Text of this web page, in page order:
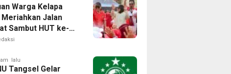
Warga Kelapa
Meriahkan Jalan
Sambut HUT ke-81
lalu
Tangsel Gelar